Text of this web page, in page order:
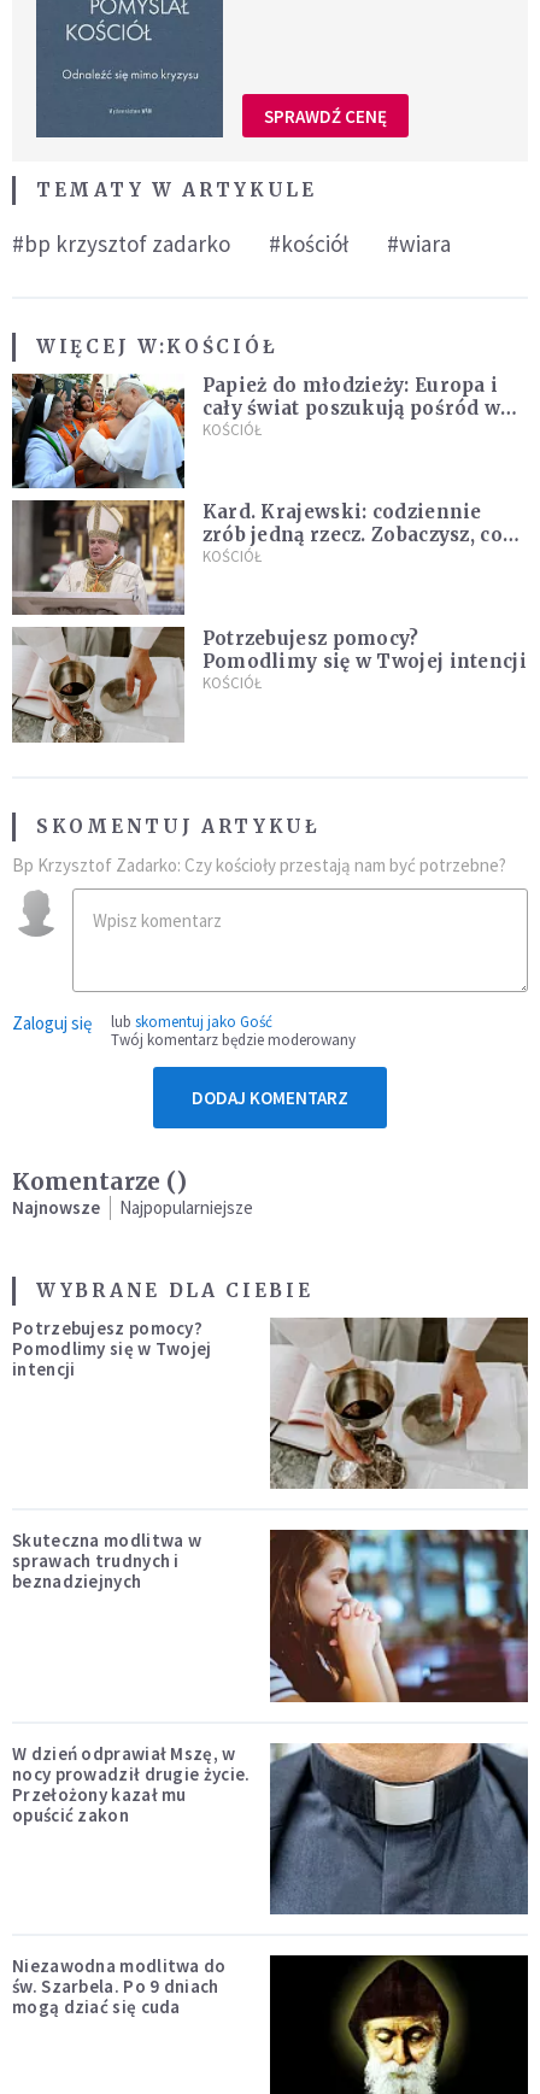
SPRAWDŹ CENĘ
TEMATY W ARTYKULE
#bp krzysztof zadarko #kościół #wiara
WIĘCEJ W:KOŚCIÓŁ
Papież do młodzieży: Europa i
cały świat poszukują pośród was
nowych świętych
KOŚCIÓŁ
Kard. Krajewski: codziennie
zrób jedną rzecz. Zobaczysz, co
stanie się z twoim życiem
KOŚCIÓŁ
Potrzebujesz pomocy?
Pomodlimy się w Twojej intencji
KOŚCIÓŁ
SKOMENTUJ ARTYKUŁ
Bp Krzysztof Zadarko: Czy kościoły przestają nam być potrzebne?
Zaloguj się lub skomentuj jako Gość
Twój komentarz będzie moderowany
DODAJ KOMENTARZ
Komentarze ()
Najnowsze Najpopularniejsze
WYBRANE DLA CIEBIE
Potrzebujesz pomocy?
Pomodlimy się w Twojej
intencji
Skuteczna modlitwa w
sprawach trudnych i
beznadziejnych
W dzień odprawiał Mszę, w
nocy prowadził drugie życie.
Przełożony kazał mu
opuścić zakon
Niezawodna modlitwa do
św. Szarbela. Po 9 dniach
mogą dziać się cuda